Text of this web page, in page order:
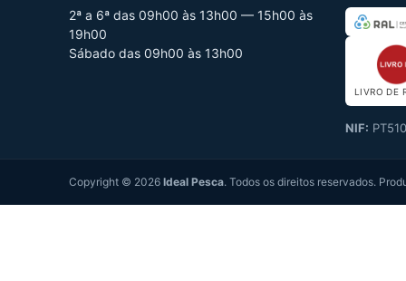
2ª a 6ª das 09h00 às 13h00 — 15h00 às
19h00
Sábado das 09h00 às 13h00
LIVRO DE
NIF:
Copyright © 2026 Ideal Pesca. Todos os direitos reservados.